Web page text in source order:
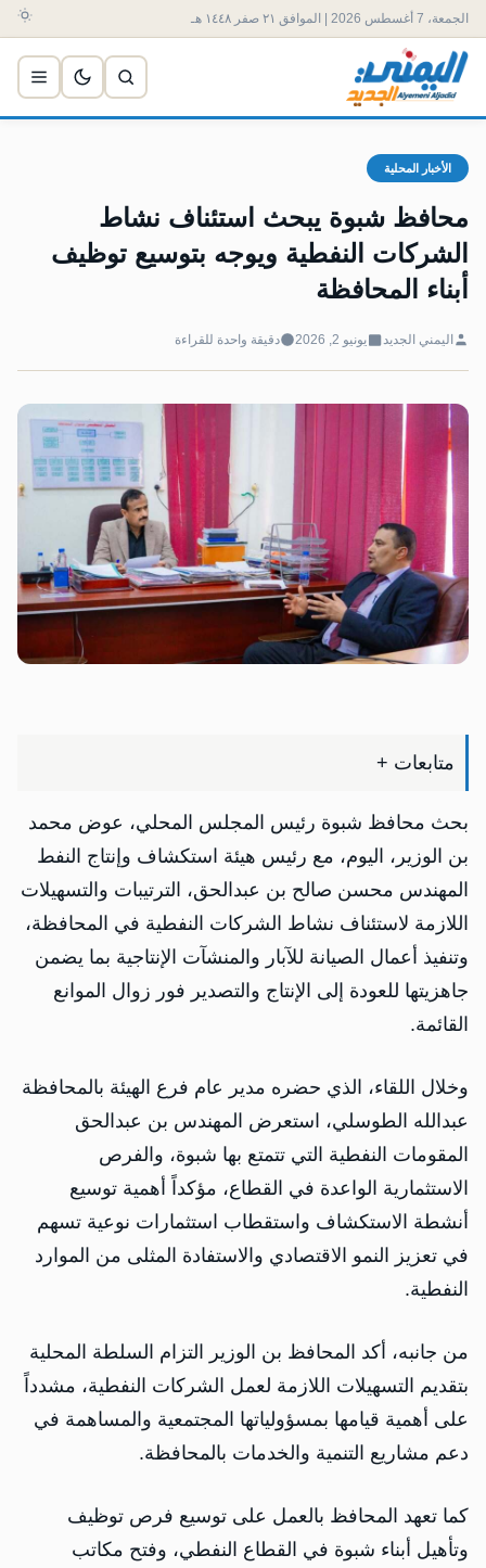
الجمعة، 7 أغسطس 2026 | الموافق ٢١ صفر ١٤٤٨ هـ
الأخبار المحلية
محافظ شبوة يبحث استئناف نشاط
الشركات النفطية ويوجه بتوسيع توظيف
أبناء المحافظة
اليمني الجديد يونيو 2, 2026 دقيقة واحدة للقراءة
متابعات +
بحث محافظ شبوة رئيس المجلس المحلي، عوض محمد
بن الوزير، اليوم، مع رئيس هيئة استكشاف وإنتاج النفط
المهندس محسن صالح بن عبدالحق، الترتيبات والتسهيلات
اللازمة لاستئناف نشاط الشركات النفطية في المحافظة،
وتنفيذ أعمال الصيانة للآبار والمنشآت الإنتاجية بما يضمن
جاهزيتها للعودة إلى الإنتاج والتصدير فور زوال الموانع
القائمة.
وخلال اللقاء، الذي حضره مدير عام فرع الهيئة بالمحافظة
عبدالله الطوسلي، استعرض المهندس بن عبدالحق
المقومات النفطية التي تتمتع بها شبوة، والفرص
الاستثمارية الواعدة في القطاع، مؤكداً أهمية توسيع
أنشطة الاستكشاف واستقطاب استثمارات نوعية تسهم
في تعزيز النمو الاقتصادي والاستفادة المثلى من الموارد
النفطية.
من جانبه، أكد المحافظ بن الوزير التزام السلطة المحلية
بتقديم التسهيلات اللازمة لعمل الشركات النفطية، مشدداً
على أهمية قيامها بمسؤولياتها المجتمعية والمساهمة في
دعم مشاريع التنمية والخدمات بالمحافظة.
كما تعهد المحافظ بالعمل على توسيع فرص توظيف
وتأهيل أبناء شبوة في القطاع النفطي، وفتح مكاتب